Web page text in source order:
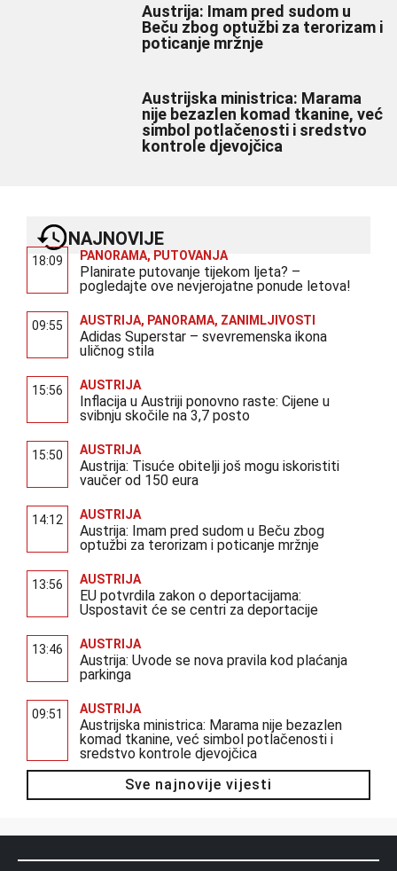
Austrija: Imam pred sudom u
Beču zbog optužbi za terorizam i
poticanje mržnje
Austrijska ministrica: Marama
nije bezazlen komad tkanine, već
simbol potlačenosti i sredstvo
kontrole djevojčica
NAJNOVIJE
18:09 PANORAMA, PUTOVANJA
Planirate putovanje tijekom ljeta? –
pogledajte ove nevjerojatne ponude letova!
09:55 AUSTRIJA, PANORAMA, ZANIMLJIVOSTI
Adidas Superstar – svevremenska ikona
uličnog stila
15:56 AUSTRIJA
Inflacija u Austriji ponovno raste: Cijene u
svibnju skočile na 3,7 posto
15:50 AUSTRIJA
Austrija: Tisuće obitelji još mogu iskoristiti
vaučer od 150 eura
14:12 AUSTRIJA
Austrija: Imam pred sudom u Beču zbog
optužbi za terorizam i poticanje mržnje
13:56 AUSTRIJA
EU potvrdila zakon o deportacijama:
Uspostavit će se centri za deportacije
13:46 AUSTRIJA
Austrija: Uvode se nova pravila kod plaćanja
parkinga
09:51 AUSTRIJA
Austrijska ministrica: Marama nije bezazlen
komad tkanine, već simbol potlačenosti i
sredstvo kontrole djevojčica
Sve najnovije vijesti